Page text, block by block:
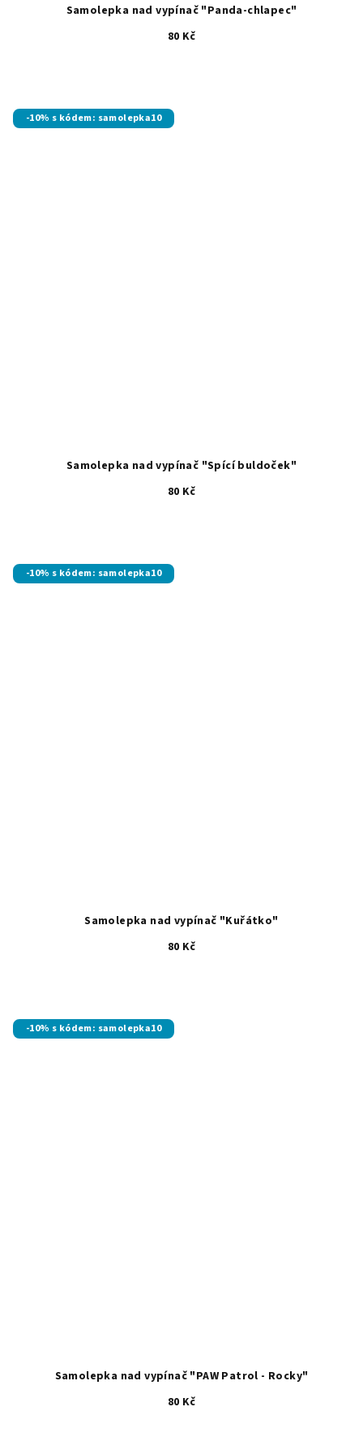
Samolepka nad vypínač "Panda-chlapec"
80 Kč
-10% s kódem: samolepka10
Samolepka nad vypínač "Spící buldoček"
80 Kč
-10% s kódem: samolepka10
Samolepka nad vypínač "Kuřátko"
80 Kč
-10% s kódem: samolepka10
Samolepka nad vypínač "PAW Patrol - Rocky"
80 Kč